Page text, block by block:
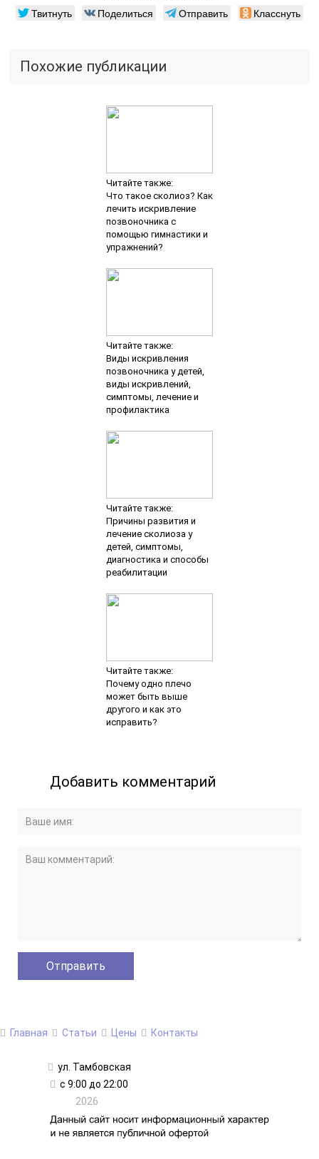
Твитнуть Поделиться Отправить Класснуть
Похожие публикации
Читайте также:
Что такое сколиоз? Как
лечить искривление
позвоночника с
помощью гимнастики и
упражнений?
Читайте также:
Виды искривления
позвоночника у детей,
виды искривлений,
симптомы, лечение и
профилактика
Читайте также:
Причины развития и
лечение сколиоза у
детей, симптомы,
диагностика и способы
реабилитации
Читайте также:
Почему одно плечо
может быть выше
другого и как это
исправить?
Добавить комментарий
Главная Статьи Цены Контакты
ул. Тамбовская
с 9:00 до 22:00
2026